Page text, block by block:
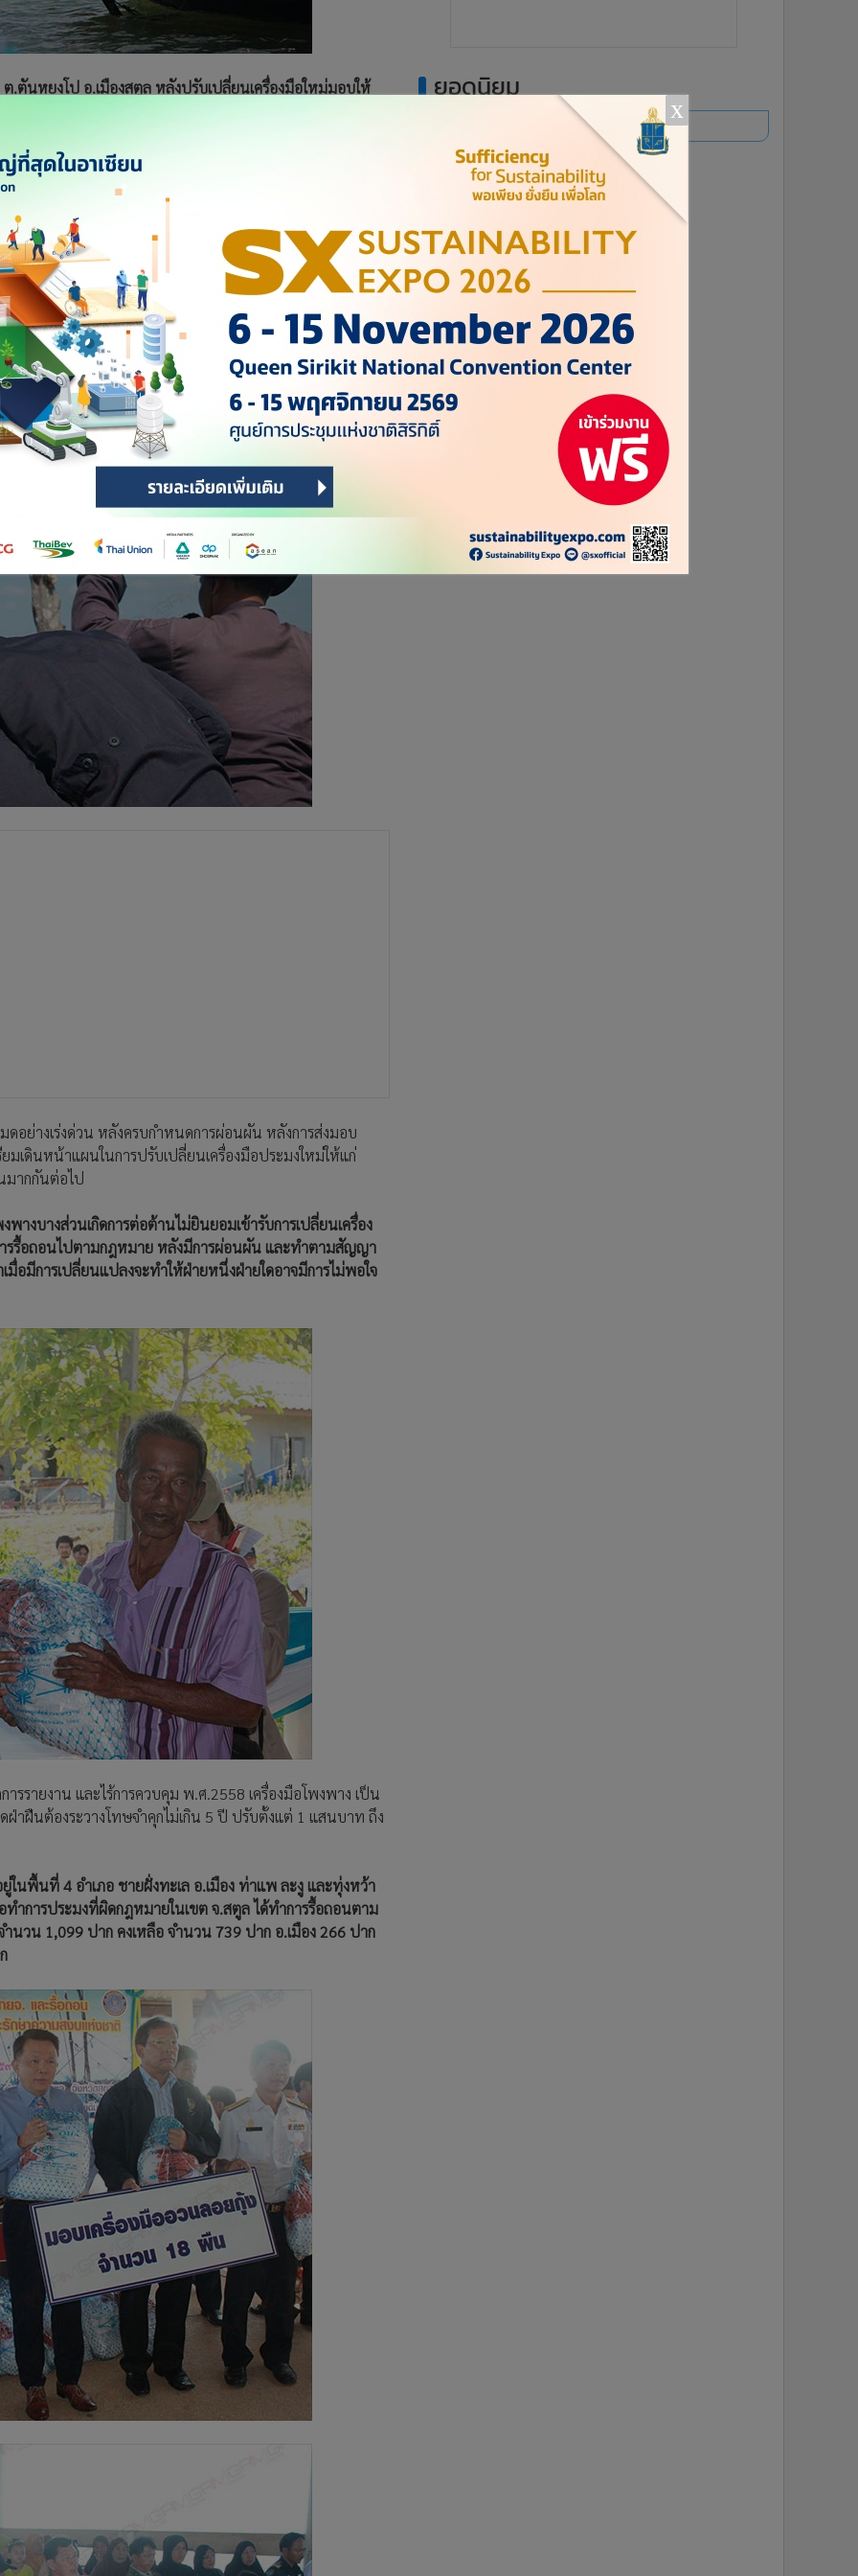
ตันหยงโป อ.เมืองสตูล หลังปรับเปลี่ยนเครื่องมือใหม่มอบให้
739 ปาก หลังจัดหาเครื่องมือมาปรับเปลี่ยนให้ชาวประมง
วประมงบางกลุ่มที่ยังดื้อดึงไม่ยินยอมในการปรับเปลี่ยน โดย
วย นายประพันธ์ ลีปายะคุณ ประมงจังหวัดสตูล พร้อมตำรวจ
วนลอยกุ้ง ตามโครงการ กยจ. ให้แก่กลุ่มชาวประมงพื้นบ้านที่
ล้วมีการปรับเปลี่ยนเป็นเครื่องมือที่ถูกกฎหมาย เช่น อวนลอยกุ้ง
หอยแครง โดยได้สนับสนุนพันธุ์หอย จำนวน 18 ตัน เพื่อนำไป
อย่างเร่งด่วน หลังครบกำหนดการผ่อนผัน หลังการส่งมอบ
เดินหน้าแผนในการปรับเปลี่ยนเครื่องมือประมงใหม่ให้แก่
ากกันต่อไป
างบางส่วนเกิดการต่อต้านไม่ยินยอมเข้ารับการเปลี่ยนเครื่อง
รรื้อถอนไปตามกฎหมาย หลังมีการผ่อนผัน และทำตามสัญญา
มื่อมีการเปลี่ยนแปลงจะทำให้ฝ่ายหนึ่งฝ่ายใดอาจมีการไม่พอใจ
รายงาน และไร้การควบคุม พ.ศ.2558 เครื่องมือโพงพาง เป็น
ฝ่าฝืนต้องระวางโทษจำคุกไม่เกิน 5 ปี ปรับตั้งแต่ 1 แสนบาท ถึง
นพื้นที่ 4 อำเภอ ชายฝั่งทะเล อ.เมือง ท่าแพ ละงู และทุ่งหว้า
ำการประมงที่ผิดกฎหมายในเขต จ.สตูล ได้ทำการรื้อถอนตาม
วน 1,099 ปาก คงเหลือ จำนวน 739 ปาก อ.เมือง 266 ปาก
ยอดนิยม
อ่านเพิ่มเติม
x